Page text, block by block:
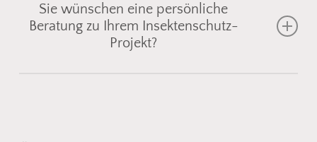
Sie wünschen eine persönliche
Beratung zu Ihrem Insektenschutz-
Projekt?